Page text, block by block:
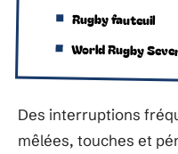
Rugby fauteuil
World Rugby
Des interruptions
mêlées, touches et